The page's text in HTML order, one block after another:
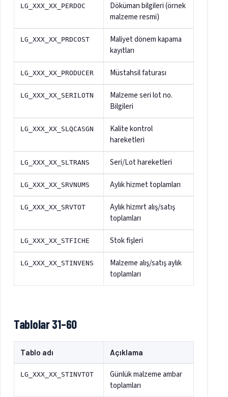
LG_XXX_XX_PERDOC
Döküman bilgileri (örnek
malzeme resmi)
LG_XXX_XX_PRDCOST
Maliyet dönem kapama
kayıtları
LG_XXX_XX_PRODUCER Müstahsil faturası
LG_XXX_XX_SERILOTN
Malzeme seri lot no.
Bilgileri
LG_XXX_XX_SLQCASGN
Kalite kontrol
hareketleri
LG_XXX_XX_SLTRANS Seri/Lot hareketleri
LG_XXX_XX_SRVNUMS Aylık hizmet toplamları
LG_XXX_XX_SRVTOT
Aylık hizmrt alış/satış
toplamları
LG_XXX_XX_STFICHE Stok fişleri
LG_XXX_XX_STINVENS
Malzeme alış/satış aylık
toplamları
Tablolar 31–60
Tablo adı Açıklama
LG_XXX_XX_STINVTOT
Günlük malzeme ambar
toplamları